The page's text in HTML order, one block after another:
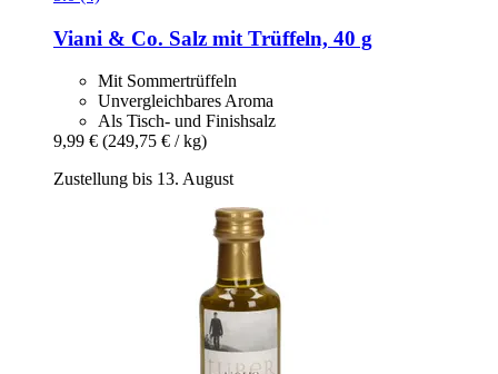
Viani & Co. Salz mit Trüffeln, 40 g
Mit Sommertrüffeln
Unvergleichbares Aroma
Als Tisch- und Finishsalz
9,99 € (249,75 € / kg)
Zustellung bis 13. August